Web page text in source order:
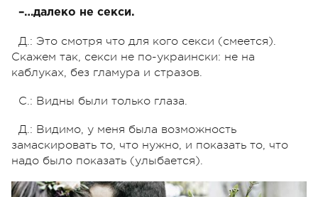
–…далеко не секси.
Д.: Это смотря что для кого секси (смеется).
Скажем так, секси не по-украински: не на
каблуках, без гламура и стразов.
С.: Видны были только глаза.
Д.: Видимо, у меня была возможность
замаскировать то, что нужно, и показать то, что
надо было показать (улыбается).